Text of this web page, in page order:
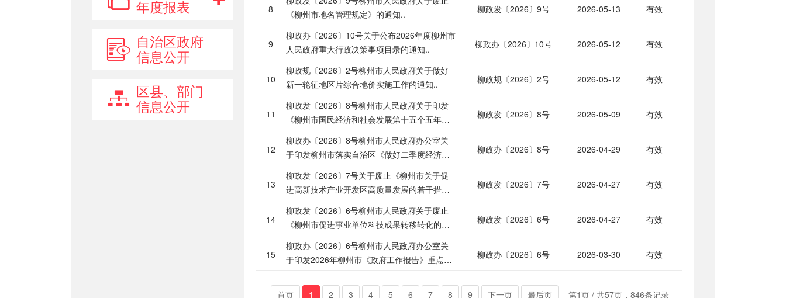
年度报表
自治区政府
信息公开
区县、部门
信息公开